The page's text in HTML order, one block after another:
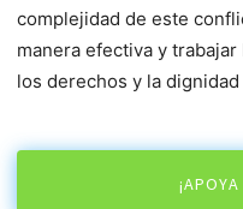
complejidad de este
manera efectiva y
los derechos y la